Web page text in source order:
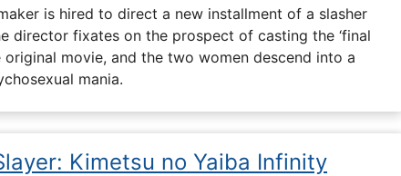
is hired to direct a new installment of a slasher
director fixates on the prospect of casting the ‘final
original movie, and the two women descend into a
mania.
Kimetsu no Yaiba Infinity